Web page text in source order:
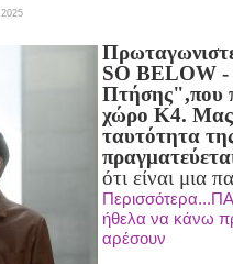
SO BELOW -
Πτήσης",που
χώρο Κ4. Μας
ταυτότητα
ότι είναι μια
ήθελα να κάνω
αρέσουν